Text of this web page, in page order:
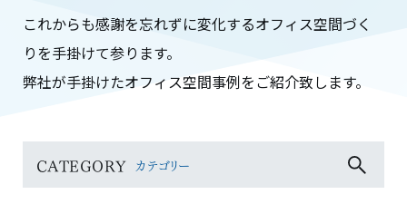
これからも感謝を忘れずに変化するオフィス空間づく
りを手掛けて参ります。
弊社が手掛けたオフィス空間事例をご紹介致します。
CATEGORY カテゴリー